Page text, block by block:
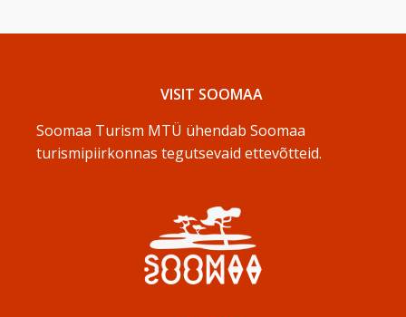
VISIT SOOMAA
Soomaa Turism MTÜ ühendab Soomaa
turismipiirkonnas tegutsevaid ettevõtteid.